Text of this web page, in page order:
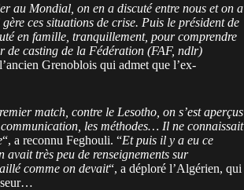
au Mondial, on en a discuté entre nous et on a
ces situations de crise. Puis le président de
en famille, tranquillement, pour comprendre
de casting de la Fédération (FAF, ndlr)
Grenoblois qui admet que l’ex-
match, contre le Lesotho, on s’est aperçus
les méthodes… Il ne connaissait
“, a reconnu Feghouli. “Et puis il y a eu ce
très peu de renseignements sur
comme on devait“, a déploré l’Algérien, qui